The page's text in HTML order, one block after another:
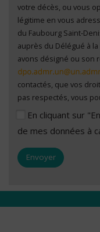
votre décès, ou vous
légitime en vous
du Faubourg Saint-
auprès du Délégué à
avons désigné ou son
contactés, que vos
pas respectés, vous
En cliquant sur
de mes données à